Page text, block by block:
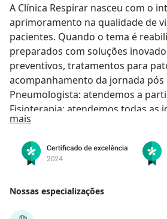
A Clínica Respirar nasceu com o
aprimoramento na qualidade de
pacientes. Quando o tema é
preparados com soluções
preventivos, tratamentos para
acompanhamento da jornada pós
Pneumologista: atendemos a
Fisioterapia: atendemos todas as
mais
Nossas especializações